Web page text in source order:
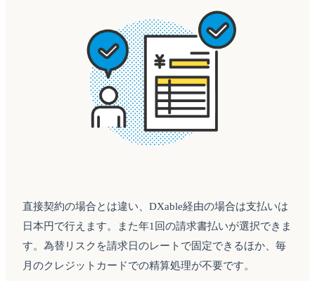
直接契約の場合とは違い、DXable経由の場合は支払いは
日本円で行えます。また年1回の請求書払いが選択できま
す。為替リスクを請求日のレートで固定できるほか、毎
月のクレジットカードでの精算処理が不要です。